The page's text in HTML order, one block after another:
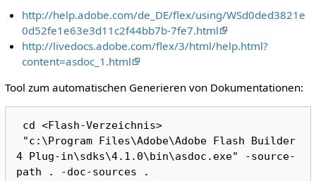
http://help.adobe.com/de_DE/flex/using/WSd0ded3821e
0d52fe1e63e3d11c2f44bb7b-7fe7.html
http://livedocs.adobe.com/flex/3/html/help.html?
content=asdoc_1.html
Tool zum automatischen Generieren von Dokumentationen:
4 Plug-in\sdks\4.1.0\bin\asdoc.exe" -source-